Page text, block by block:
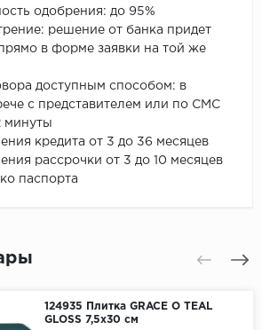
одобрения: до 95%
решение от банка придет
в форме заявки на той же
доступным способом: в
с представителем или по СМС
минуты
кредита от 3 до 36 месяцев
рассрочки от 3 до 10 месяцев
паспорта
124935 Плитка GRACE O TEAL
GLOSS 7,5x30 см